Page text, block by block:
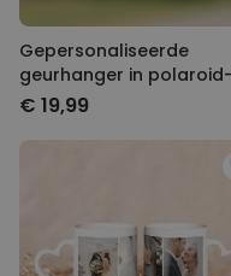
Gepersonaliseerde
geurhanger in polaroid-
look met hartjes set van
€ 19,99